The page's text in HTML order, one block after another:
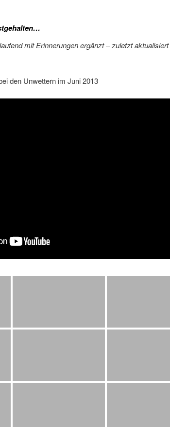
mit Erinnerungen ergänzt – zuletzt aktualisiert
den Unwettern im Juni 2013